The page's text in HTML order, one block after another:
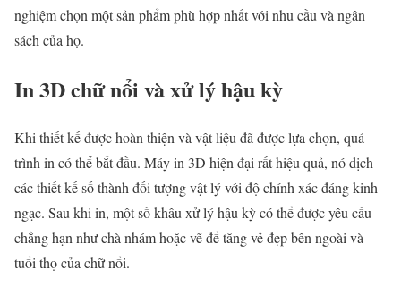
nghiệm chọn một sản phẩm phù hợp nhất với nhu cầu và ngân
sách của họ.
In 3D chữ nổi và xử lý hậu kỳ
Khi thiết kế được hoàn thiện và vật liệu đã được lựa chọn, quá
trình in có thể bắt đầu. Máy in 3D hiện đại rất hiệu quả, nó dịch
các thiết kế số thành đối tượng vật lý với độ chính xác đáng kinh
ngạc. Sau khi in, một số khâu xử lý hậu kỳ có thể được yêu cầu
chẳng hạn như chà nhám hoặc vẽ để tăng vẻ đẹp bên ngoài và
tuổi thọ của chữ nổi.